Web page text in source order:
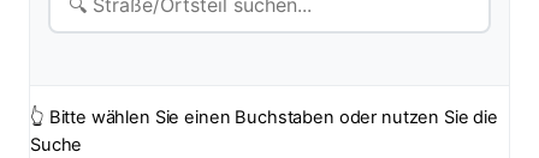
👆 Bitte wählen Sie einen Buchstaben oder nutzen Sie die
Suche